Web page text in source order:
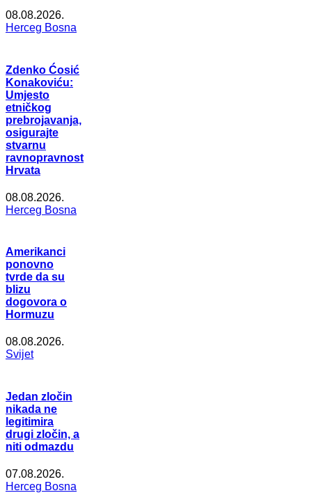
08.08.2026.
Herceg Bosna
Zdenko Ćosić
Konakoviću:
Umjesto
etničkog
prebrojavanja,
osigurajte
stvarnu
ravnopravnost
Hrvata
08.08.2026.
Herceg Bosna
Amerikanci
ponovno
tvrde da su
blizu
dogovora o
Hormuzu
08.08.2026.
Svijet
Jedan zločin
nikada ne
legitimira
drugi zločin, a
niti odmazdu
07.08.2026.
Herceg Bosna